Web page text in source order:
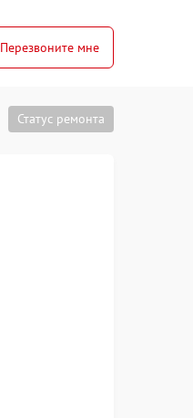
Перезвоните мне
Статус ремонта